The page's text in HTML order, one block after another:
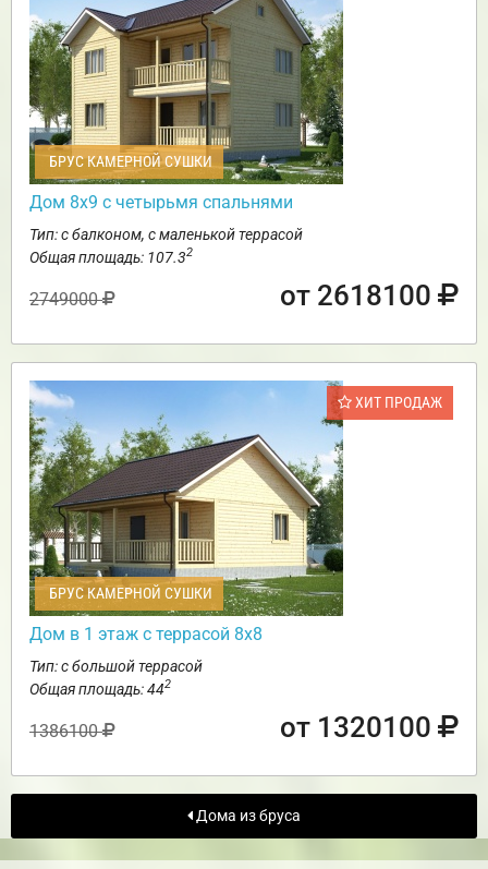
БРУС КАМЕРНОЙ СУШКИ
Дом 8х9 с четырьмя спальнями
Тип: с балконом, с маленькой террасой
Общая площадь: 107.32
2749000 от 2618100
ХИТ ПРОДАЖ
БРУС КАМЕРНОЙ СУШКИ
Дом в 1 этаж с террасой 8х8
Тип: с большой террасой
Общая площадь: 442
1386100 от 1320100
Дома из бруса